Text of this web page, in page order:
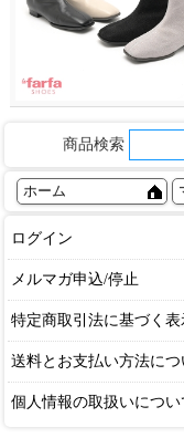
商品検索
ホーム
ログイン
メルマガ申込/停止
特定商取引法に基づく表
送料とお支払い方法につ
個人情報の取扱いについ